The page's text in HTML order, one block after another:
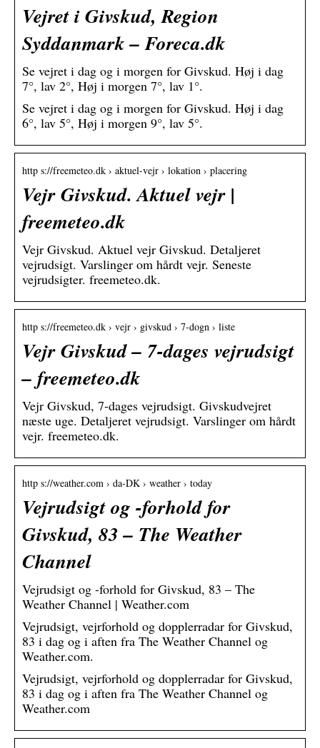
Vejret i Givskud, Region
Syddanmark – Foreca.dk
Se vejret i dag og i morgen for Givskud. Høj i dag
7°, lav 2°, Høj i morgen 7°, lav 1°.
Se vejret i dag og i morgen for Givskud. Høj i dag
6°, lav 5°, Høj i morgen 9°, lav 5°.
http s://freemeteo.dk › aktuel-vejr › lokation › placering
Vejr Givskud. Aktuel vejr |
freemeteo.dk
Vejr Givskud. Aktuel vejr Givskud. Detaljeret
vejrudsigt. Varslinger om hårdt vejr. Seneste
vejrudsigter. freemeteo.dk.
http s://freemeteo.dk › vejr › givskud › 7-dogn › liste
Vejr Givskud – 7-dages vejrudsigt
– freemeteo.dk
Vejr Givskud, 7-dages vejrudsigt. Givskudvejret
næste uge. Detaljeret vejrudsigt. Varslinger om hårdt
vejr. freemeteo.dk.
http s://weather.com › da-DK › weather › today
Vejrudsigt og -forhold for
Givskud, 83 – The Weather
Channel
Vejrudsigt og -forhold for Givskud, 83 – The
Weather Channel | Weather.com
Vejrudsigt, vejrforhold og dopplerradar for Givskud,
83 i dag og i aften fra The Weather Channel og
Weather.com.
Vejrudsigt, vejrforhold og dopplerradar for Givskud,
83 i dag og i aften fra The Weather Channel og
Weather.com